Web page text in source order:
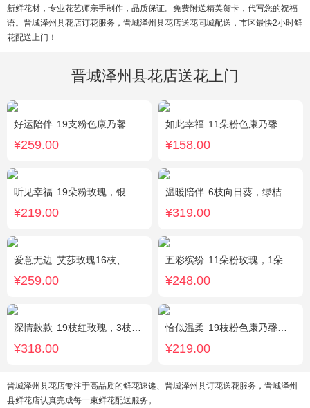
新鲜花材，专业花艺师亲手制作，品质保证。免费附送精美贺卡，代写您的祝福
语。晋城泽州县花店订花服务，晋城泽州县花店送花同城配送，市区最快2小时鲜
花配送上门！
晋城泽州县花店送花上门
好运陪伴 19支粉色康乃馨，3支多头香水百合，搭配满天星、黄莺装饰。
¥259.00
如此幸福 11朵粉色康乃馨，黄莺、满天星搭配。
¥158.00
听见幸福 19朵粉玫瑰，银叶菊间插，搭配满天星
¥219.00
温暖陪伴 6枝向日葵，绿桔梗丰满，栀子叶搭配
¥319.00
爱意无边 艾莎玫瑰16枝、白色洋桔梗5枝、尤加利10枝
¥259.00
五彩缤纷 11朵粉玫瑰，1朵粉绣球，白色乒乓菊，桔梗、绿叶搭配
¥248.00
深情款款 19枝红玫瑰，3枝白百合，3枝粉百合，搭配满天星，绿叶等配材
¥318.00
恰似温柔 19枝粉色康乃馨，搭配适量情人草、尤加利叶
¥219.00
晋城泽州县花店专注于高品质的鲜花速递、晋城泽州县订花送花服务，晋城泽州
县鲜花店认真完成每一束鲜花配送服务。